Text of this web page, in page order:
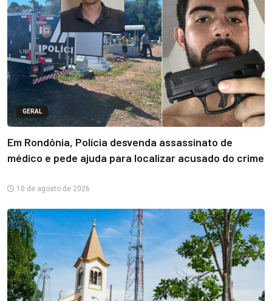
GERAL
Em Rondônia, Polícia desvenda assassinato de
médico e pede ajuda para localizar acusado do crime
10 de agosto de 2026